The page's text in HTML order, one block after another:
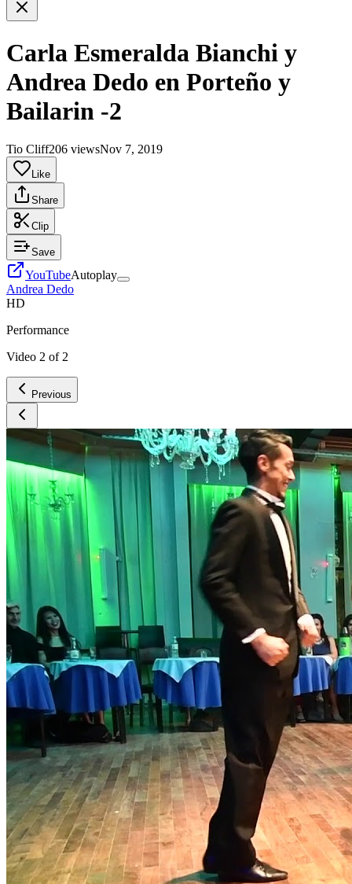
Carla Esmeralda Bianchi y
Andrea Dedo en Porteño y
Bailarin -2
Tio Cliff206 viewsNov 7, 2019
Like
Share
Clip
Save
YouTubeAutoplay
Andrea Dedo
HD
Performance
Video 2 of 2
Previous